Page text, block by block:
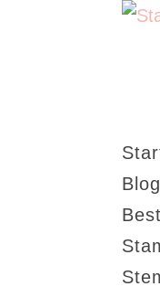
Blog